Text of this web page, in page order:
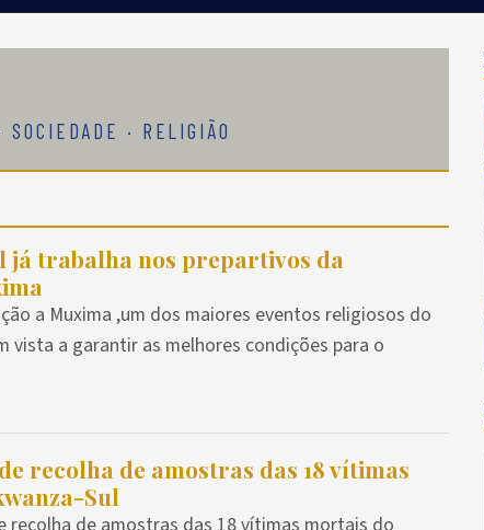
· RELIGIÃO
já trabalha nos prepartivos da
a Muxima ,um dos maiores eventos religiosos do
vista a garantir as melhores condições para o
recolha de amostras das 18 vítimas
Sul